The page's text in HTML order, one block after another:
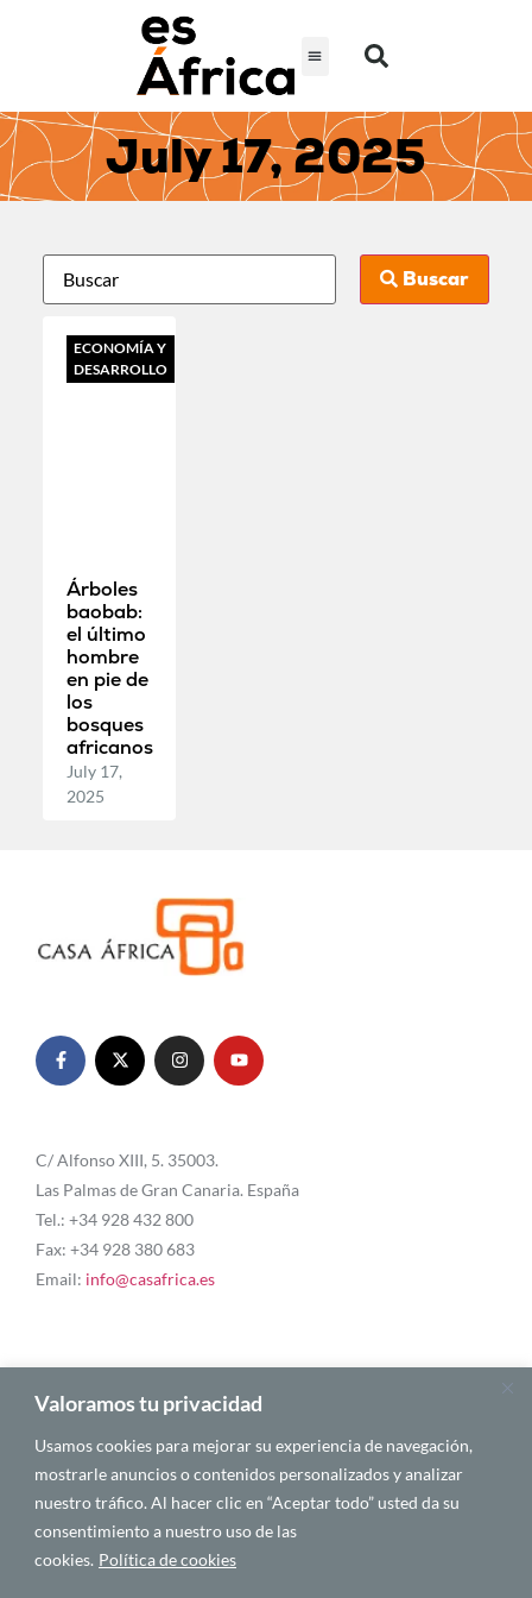
Valoramos tu privacidad
Usamos cookies para mejorar su experiencia de navegación,
mostrarle anuncios o contenidos personalizados y analizar
nuestro tráfico. Al hacer clic en “Aceptar todo” usted da su
consentimiento a nuestro uso de las
cookies. Política de cookies
July 17, 2025
Buscar
ECONOMÍA Y
DESARROLLO
Árboles
baobab:
el último
hombre
en pie de
los
bosques
africanos
July 17,
2025
C/ Alfonso XIII, 5. 35003.
Las Palmas de Gran Canaria. España
Tel.: +34 928 432 800
Fax: +34 928 380 683
Email: info@casafrica.es
Blog
About Us
Personalities
English